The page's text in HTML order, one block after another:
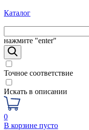
Каталог
нажмите "enter"
Точное соответствие
Искать в описании
0
В корзине пусто